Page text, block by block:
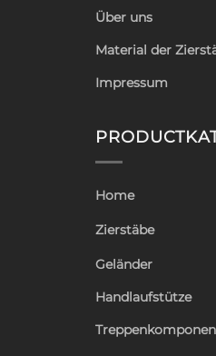
Über uns
Material der
Impressum
Home
Zierstäbe
Geländer
Handlaufstütze